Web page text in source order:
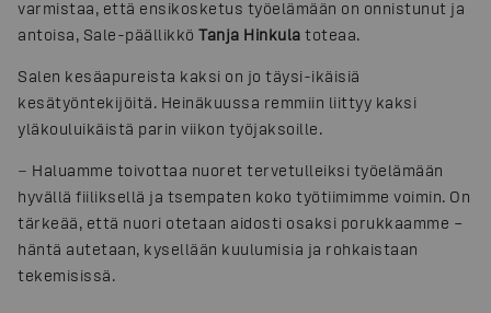
varmistaa, että ensikosketus työelämään on onnistunut ja
antoisa, Sale-päällikkö Tanja Hinkula toteaa.
Salen kesäapureista kaksi on jo täysi-ikäisiä
kesätyöntekijöitä. Heinäkuussa remmiin liittyy kaksi
yläkouluikäistä parin viikon työjaksoille.
− Haluamme toivottaa nuoret tervetulleiksi työelämään
hyvällä fiiliksellä ja tsempaten koko työtiimimme voimin. On
tärkeää, että nuori otetaan aidosti osaksi porukkaamme –
häntä autetaan, kysellään kuulumisia ja rohkaistaan
tekemisissä.